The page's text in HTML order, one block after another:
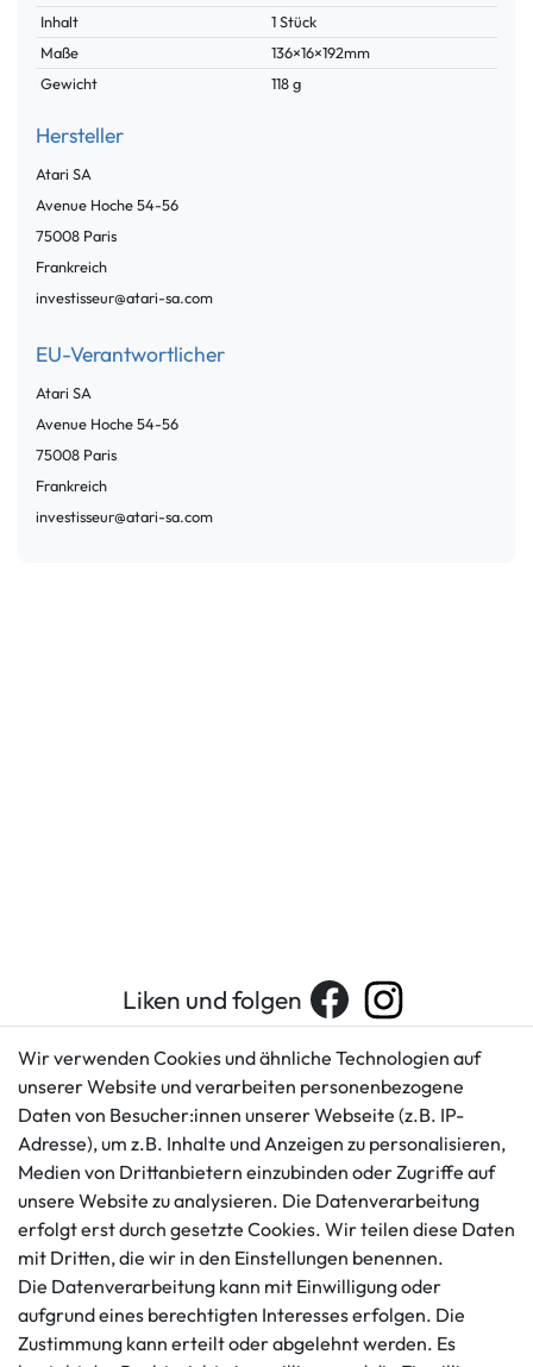
Inhalt
1 Stück
Maße
136×16×192mm
Gewicht
118 g
Hersteller
Atari SA
Avenue Hoche54-56
75008 Paris
Frankreich
investisseur@atari-sa.com
EU-Verantwortlicher
Atari SA
Avenue Hoche54-56
75008 Paris
Frankreich
investisseur@atari-sa.com
Liken und folgen
Kundenservice
+49 421 596586
Mo. - Fr. 9 - 16 Uhr
info@gameworld.de
Kontaktformular
Rechtliches
AGB
Impressum
Datenschutzerklärung
Barrierefreiheitserklärung
Widerrufs­recht
Vertrag widerrufen
Informationen Zahlungsmöglichkeiten
Wir verwenden Cookies und ähnliche Technologien auf
unserer Website und verarbeiten personenbezogene
Daten von Besucher:innen unserer Webseite (z.B. IP-
Adresse), um z.B. Inhalte und Anzeigen zu personalisieren,
Medien von Drittanbietern einzubinden oder Zugriffe auf
unsere Website zu analysieren. Die Datenverarbeitung
erfolgt erst durch gesetzte Cookies. Wir teilen diese Daten
mit Dritten, die wir in den Einstellungen benennen.
Die Datenverarbeitung kann mit Einwilligung oder
aufgrund eines berechtigten Interesses erfolgen. Die
Zustimmung kann erteilt oder abgelehnt werden. Es